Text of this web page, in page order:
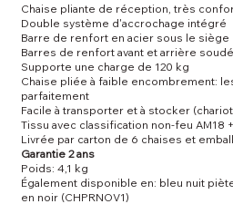
Chaise pliante de réception, très
Double système d'accrochage intégré
Barre de renfort en acier sous le siège
Barres de renfort avant et arrière
Supporte une charge de 120 kg
Chaise pliée à faible encombrement:
parfaitement
Facile à transporter et à stocker
Tissu avec classification non-feu AM18
Livrée par carton de 6 chaises et
Garantie 2 ans
Poids: 4,1 kg
Également disponible en: bleu nuit
en noir (CHPRNOV1)